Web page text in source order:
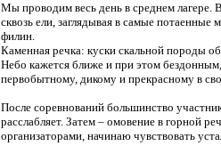
Мы проводим весь день в среднем лагере.
сквозь ели, заглядывая в самые
филин.
Каменная речка: куски скальной породы
Небо кажется ближе и при этом
первобытному, дикому и прекрасному в
После соревнований большинство
расслабляет. Затем – омовение в горной
организаторами, начинаю чувствовать